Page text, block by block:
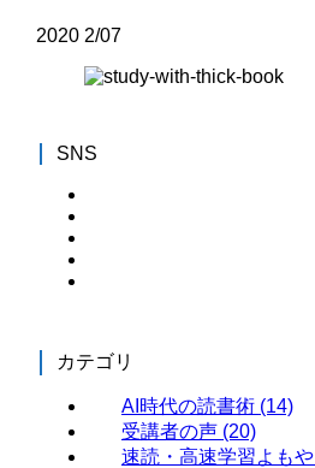
2020 2/07
SNS
カテゴリ
AI時代の読書術 (14)
受講者の声 (20)
速読・高速学習よも